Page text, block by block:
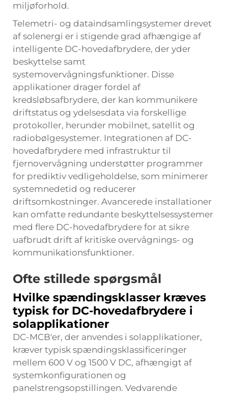
miljøforhold.
Telemetri- og dataindsamlingsystemer drevet
af solenergi er i stigende grad afhængige af
intelligente DC-hovedafbrydere, der yder
beskyttelse samt
systemovervågningsfunktioner. Disse
applikationer drager fordel af
kredsløbsafbrydere, der kan kommunikere
driftstatus og ydelsesdata via forskellige
protokoller, herunder mobilnet, satellit og
radiobølgesystemer. Integrationen af DC-
hovedafbrydere med infrastruktur til
fjernovervågning understøtter programmer
for prediktiv vedligeholdelse, som minimerer
systemnedetid og reducerer
driftsomkostninger. Avancerede installationer
kan omfatte redundante beskyttelsessystemer
med flere DC-hovedafbrydere for at sikre
uafbrudt drift af kritiske overvågnings- og
kommunikationsfunktioner.
Ofte stillede spørgsmål
Hvilke spændingsklasser kræves
typisk for DC-hovedafbrydere i
solapplikationer
DC-MCB'er, der anvendes i solapplikationer,
kræver typisk spændingsklassificeringer
mellem 600 V og 1500 V DC, afhængigt af
systemkonfigurationen og
panelstrengsopstillingen. Vedvarende